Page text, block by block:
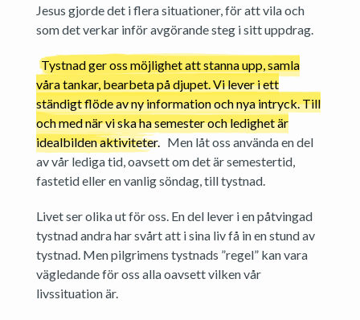
Jesus gjorde det i flera situationer, för att vila och
som det verkar inför avgörande steg i sitt uppdrag.
Tystnad ger oss möjlighet att stanna upp, samla
våra tankar, bearbeta på djupet. Vi lever i ett
ständigt flöde av ny information och nya intryck. Till
och med när vi ska ha semester och ledighet är
idealbilden aktiviteter. Men låt oss använda en del
av vår lediga tid, oavsett om det är semestertid,
fastetid eller en vanlig söndag, till tystnad.
Livet ser olika ut för oss. En del lever i en påtvingad
tystnad andra har svårt att i sina liv få in en stund av
tystnad. Men pilgrimens tystnads ”regel” kan vara
vägledande för oss alla oavsett vilken vår
livssituation är.